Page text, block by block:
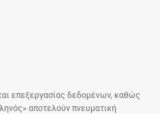
επεξεργασίας δεδομένων, καθώς
αποτελούν πνευματική